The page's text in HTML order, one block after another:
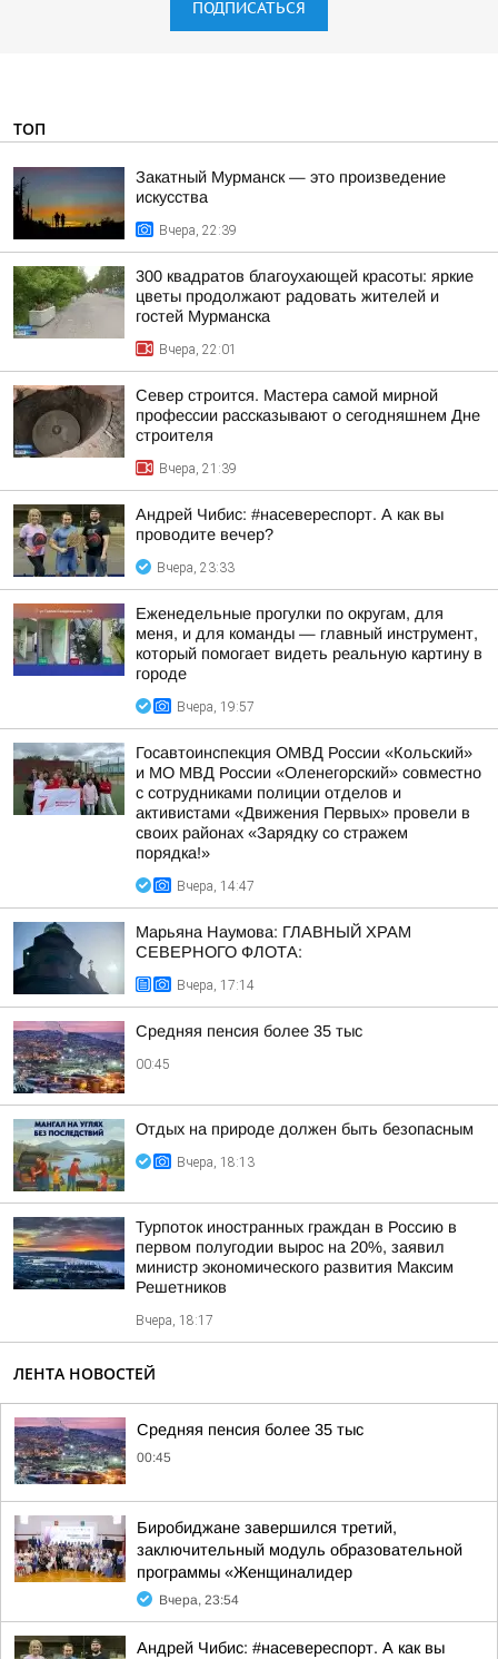
ПОДПИСАТЬСЯ
ТОП
Закатный Мурманск — это произведение
искусства
Вчера, 22:39
300 квадратов благоухающей красоты: яркие
цветы продолжают радовать жителей и
гостей Мурманска
Вчера, 22:01
Север строится. Мастера самой мирной
профессии рассказывают о сегодняшнем Дне
строителя
Вчера, 21:39
Андрей Чибис: #насевереспорт. А как вы
проводите вечер?
Вчера, 23:33
Еженедельные прогулки по округам, для
меня, и для команды — главный инструмент,
который помогает видеть реальную картину в
городе
Вчера, 19:57
Госавтоинспекция ОМВД России «Кольский»
и МО МВД России «Оленегорский» совместно
с сотрудниками полиции отделов и
активистами «Движения Первых» провели в
своих районах «Зарядку со стражем
порядка!»
Вчера, 14:47
Марьяна Наумова: ГЛАВНЫЙ ХРАМ
СЕВЕРНОГО ФЛОТА:
Вчера, 17:14
Средняя пенсия более 35 тыс
00:45
Отдых на природе должен быть безопасным
Вчера, 18:13
Турпоток иностранных граждан в Россию в
первом полугодии вырос на 20%, заявил
министр экономического развития Максим
Решетников
Вчера, 18:17
ЛЕНТА НОВОСТЕЙ
Средняя пенсия более 35 тыс
00:45
Биробиджане завершился третий,
заключительный модуль образовательной
программы «Женщиналидер
Вчера, 23:54
Андрей Чибис: #насевереспорт. А как вы